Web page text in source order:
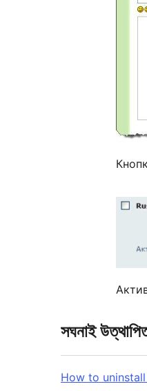
সঘনাই
How to